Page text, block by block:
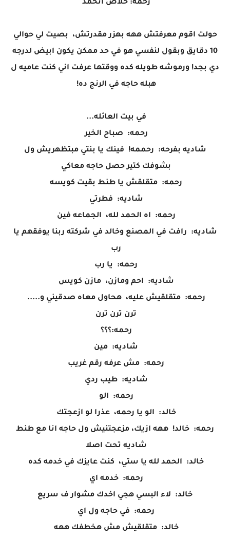
رحمه: خلاص اتخمد
حولت اقوم معرفتش ههه بهزر مقدرتش، بصيت لي حوالي
10 دقايق وبقول لنفسي هو في حد ممكن يكون ابيض لدرجه
دي بجد! ورموشه طويله كده ووقتها عرفت اني كنت عاميه ل
هبله حاجه في الرنج ده!
في بيت العائله...
رحمه: صباح الخير
شاديه بفرحه: رحممه! فينك يا بنتي مبتظهريش ول
بشوفك كتير حصل حاجه معاكي
رحمه: متقلقش يا طنط بقيت كويسه
شاديه: فطرتي
رحمه: اه الحمد لله، الجماعه فين
شاديه: رافت في المصنع وخالد في شركته ربنا يوفقهم يا
رب
رحمه: يا رب
شاديه: احم ومازن، مازن كويس
رحمه: متقلقيش عليه، هحاول معاه صدقيني و.....
ترن ترن ترن
رحمه:؟؟؟
شاديه: مين
رحمه: مش عرفه رقم غريب
شاديه: طيب ردي
رحمه: الو
خالد: الو يا رحمه، عذرا لو ازعجتك
رحمه: خالد! ههه ازيك، مزعجتنيش ول حاجه انا مع طنط
شاديه تحت اصلا
خالد: الحمد لله يا ستي، كنت عايزك في خدمه كده
رحمه: خدمه اي
خالد: لاء البسي هجي اخدك مشوار ف سريع
رحمه: في حاجه ول اي
خالد: متقلقيش مش هخطفك ههه